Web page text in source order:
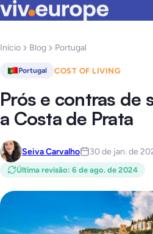
Início Blog Portugal
Portugal COST OF LIVING
Prós e contras de
a Costa de Prata
Seiva Carvalho 30 de jan. de
Última revisão: 6 de ago. de 2024